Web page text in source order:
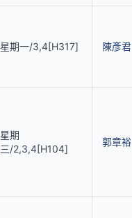
星期一/3,4[H317] 陳彥君
星期
三/2,3,4[H104]
郭章裕